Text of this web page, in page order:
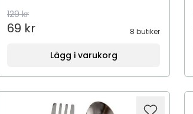
129 kr
69 kr 8 butiker
Lägg i varukorg